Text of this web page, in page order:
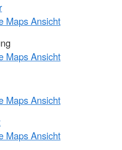
Maps Ansicht
Maps Ansicht
Maps Ansicht
Maps Ansicht